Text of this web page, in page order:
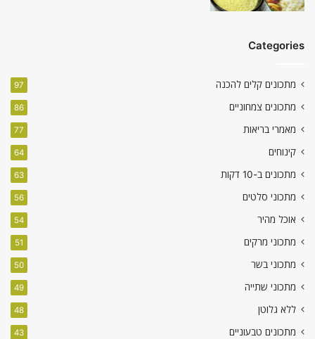
Categories
מתכונים קלים להכנה 97
מתכונים צמחוניים 86
מאמרי בריאות 77
קינוחים 64
מתכונים ב-10 דקות 63
מתכוני סלטים 56
אוכל מהיר 54
מתכוני מרקים 51
מתכוני בשר 50
מתכוני שתייה 49
ללא גלוטן 48
מתכונים טבעוניים 43